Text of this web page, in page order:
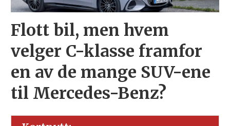
Flott bil, men hvem
velger C-klasse framfor
en av de mange SUV-ene
til Mercedes-Benz?